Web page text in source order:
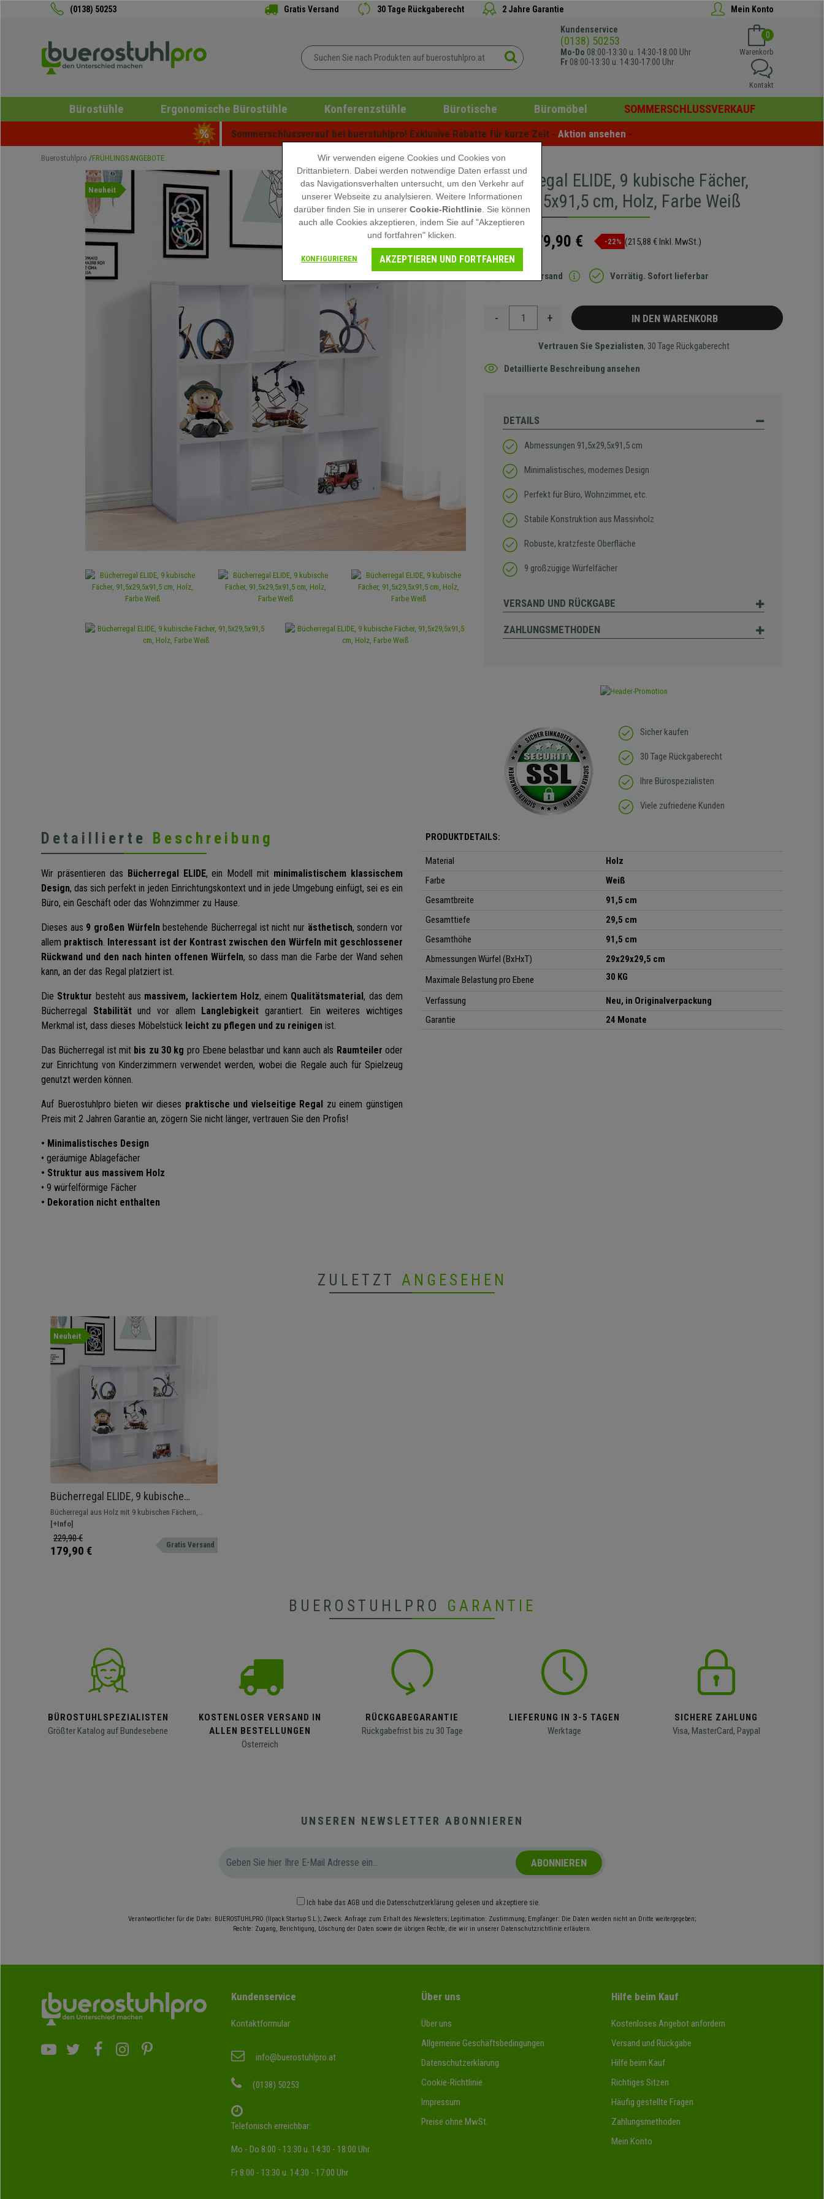
(0138) 50253 Gratis Versand 30 Tage Rückgaberecht 2 Jahre Garantie Mein Konto
Kundenservice
(0138) 50253
Mo-Do 08:00-13:30 u. 14:30-18:00 Uhr
Fr 08:00-13:30 u. 14:30-17:00 Uhr
0
Warenkorb
Kontakt
Bürostühle Ergonomische Bürostühle Konferenzstühle Bürotische Büromöbel SOMMERSCHLUSSVERKAUF
Sommerschlussverauf bei buerstuhlpro! Exklusive Rabatte für kurze Zeit - Aktion ansehen -
Buerostuhlpro FRÜHLINGSANGEBOTE
Neuheit
Bücherregal ELIDE, 9 kubische Fächer,
91,5x29,5x91,5 cm, Holz, Farbe Weiß
179,90 € -22% (215,88 € Inkl. MwSt.)
Gratis Versand Vorrätig. Sofort lieferbar
- + IN DEN WARENKORB
Vertrauen Sie Spezialisten, 30 Tage Rückgaberecht
Detaillierte Beschreibung ansehen
DETAILS
Abmessungen 91,5x29,5x91,5 cm
Minimalistisches, modernes Design
Perfekt für Büro, Wohnzimmer, etc.
Stabile Konstruktion aus Massivholz
Robuste, kratzfeste Oberfläche
9 großzügige Würfelfächer
VERSAND UND RÜCKGABE
ZAHLUNGSMETHODEN
Sicher kaufen
30 Tage Rückgaberecht
Ihre Bürospezialisten
Viele zufriedene Kunden
Detaillierte Beschreibung
Wir präsentieren das Bücherregal ELIDE, ein Modell mit minimalistischem klassischem
Design, das sich perfekt in jeden Einrichtungskontext und in jede Umgebung einfügt, sei es ein
Büro, ein Geschäft oder das Wohnzimmer zu Hause.
Dieses aus 9 großen Würfelnbestehende Bücherregal ist nicht nur ästhetisch, sondern vor
allem praktisch. Interessant ist der Kontrast zwischen den Würfeln mit geschlossener
Rückwand und den nach hinten offenen Würfeln, so dass man die Farbe der Wand sehen
kann, an der das Regal platziert ist.
Die Struktur besteht aus massivem, lackiertem Holz, einem Qualitätsmaterial, das dem
Bücherregal Stabilitätund vor allem Langlebigkeit garantiert. Ein weiteres wichtiges
Merkmal ist, dass dieses Möbelstück leicht zu pflegen und zu reinigen ist.
Das Bücherregal ist mit bis zu 30 kg pro Ebene belastbar und kann auch als Raumteiler oder
zur Einrichtung von Kinderzimmern verwendet werden, wobei die Regale auch für Spielzeug
genutzt werden können.
Auf Buerostuhlpro bieten wir dieses praktische und vielseitige Regal zu einem günstigen
Preis mit 2 Jahren Garantie an, zögern Sie nicht länger, vertrauen Sie den Profis!
• Minimalistisches Design
• geräumige Ablagefächer
• Struktur aus massivem Holz
• 9 würfelförmige Fächer
• Dekoration nicht enthalten
PRODUKTDETAILS:
Material
Holz
Farbe
Weiß
Gesamtbreite
91,5 cm
Gesamttiefe
29,5 cm
Gesamthöhe
91,5 cm
Abmessungen Würfel (BxHxT)
29x29x29,5 cm
Maximale Belastung pro Ebene
30 KG
Verfassung
Neu, in Originalverpackung
Garantie
24 Monate
ZULETZT ANGESEHEN
Neuheit
Bücherregal ELIDE, 9 kubische
Fächer, 91,5x29,5x91,5 cm, Holz,
Farbe Weiß
Bücherregal aus Holz mit 9 kubischen Fächern,
modernes und attraktives Design, perfekt für
vielseitige Einrichtungsmöglichkeiten
[+Info]
229,90 €
179,90 € Gratis Versand
BUEROSTUHLPRO GARANTIE
BÜROSTUHLSPEZIALISTEN
Größter Katalog auf Bundesebene
KOSTENLOSER VERSAND IN
ALLEN BESTELLUNGEN
Österreich
RÜCKGABEGARANTIE
Rückgabefrist bis zu 30 Tage
LIEFERUNG IN 3-5 TAGEN
Werktage
SICHERE ZAHLUNG
Visa, MasterCard, Paypal
UNSEREN NEWSLETTER ABONNIEREN
ABONNIEREN
Ich habe das AGB und die Datenschutzerklärung gelesen und akzeptiere sie.
Verantwortlicher für die Datei: BUEROSTUHLPRO (Ilpack Startup S.L.); Zweck: Anfrage zum Erhalt des Newsletters; Legitimation: Zustimmung; Empfänger: Die Daten werden nicht an Dritte weitergegeben;
Rechte: Zugang, Berichtigung, Löschung der Daten sowie die übrigen Rechte, die wir in unserer Datenschutzrichtlinie erläutern.
Kundenservice
Kontaktformular
info@buerostuhlpro.at
(0138) 50253
Telefonisch erreichbar:
Mo - Do 8:00 - 13:30 u. 14:30 - 18:00 Uhr
Fr 8:00 - 13:30 u. 14:30 - 17:00 Uhr
Über uns
Über uns
Allgemeine Geschäftsbedingungen
Datenschutzerklärung
Cookie-Richtlinie
Impressum
Preise ohne MwSt.
Hilfe beim Kauf
Kostenloses Angebot anfordern
Versand und Rückgabe
Hilfe beim Kauf
Richtiges Sitzen
Häufig gestellte Fragen
Zahlungsmethoden
Mein Konto
Wir verwenden eigene Cookies und Cookies von
Drittanbietern. Dabei werden notwendige Daten erfasst und
das Navigationsverhalten untersucht, um den Verkehr auf
unserer Webseite zu analylsieren. Weitere Informationen
darüber finden Sie in unserer Cookie-Richtlinie. Sie können
auch alle Cookies akzeptieren, indem Sie auf "Akzeptieren
und fortfahren" klicken.
KONFIGURIEREN AKZEPTIEREN UND FORTFAHREN